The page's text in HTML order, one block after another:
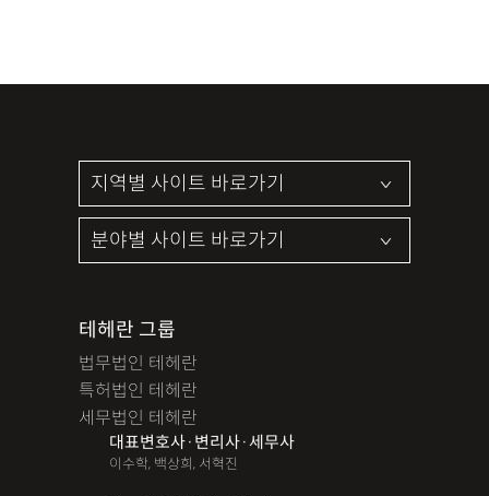
테헤란 그룹
법무법인 테헤란
특허법인 테헤란
세무법인 테헤란
대표변호사·변리사·세무사
이수학, 백상희, 서혁진